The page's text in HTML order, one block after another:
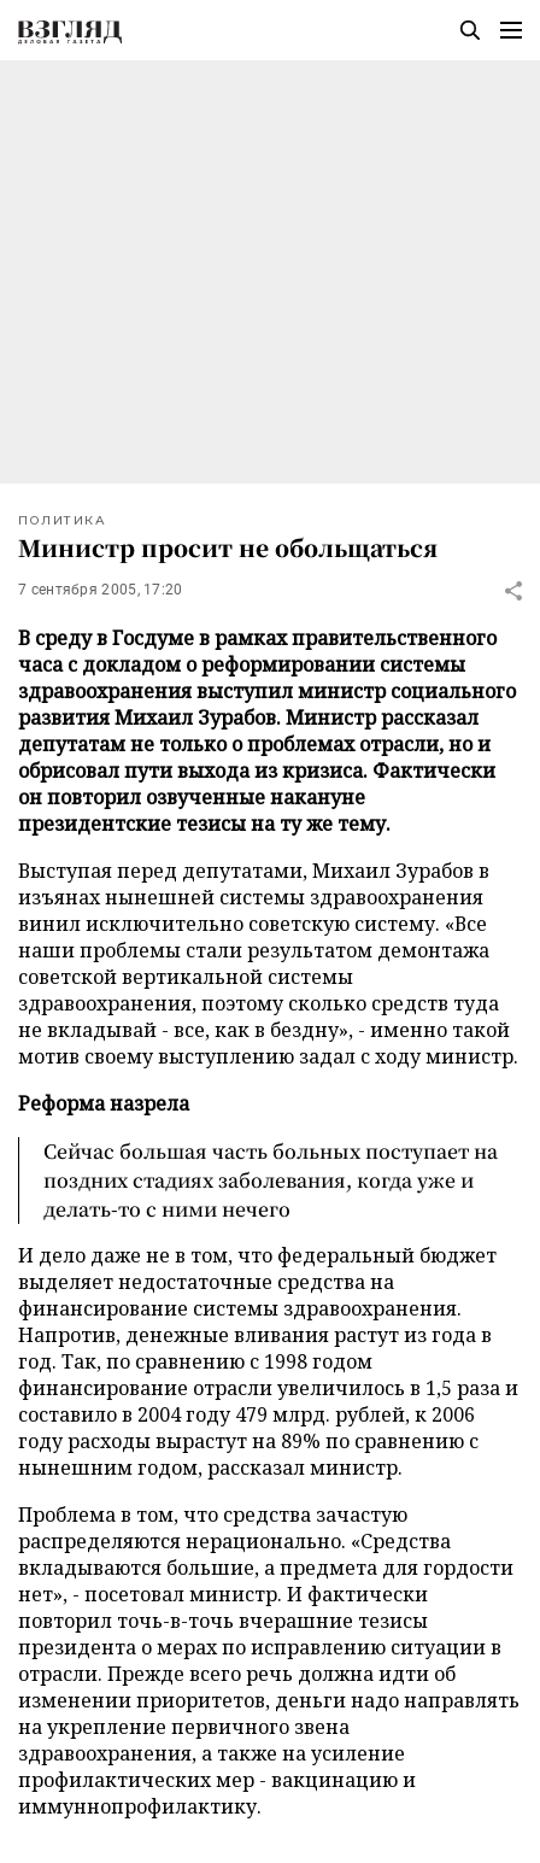
ПОЛИТИКА
Министр просит не обольщаться
7 сентября 2005, 17:20
В среду в Госдуме в рамках правительственного
часа с докладом о реформировании системы
здравоохранения выступил министр социального
развития Михаил Зурабов. Министр рассказал
депутатам не только о проблемах отрасли, но и
обрисовал пути выхода из кризиса. Фактически
он повторил озвученные накануне
президентские тезисы на ту же тему.
Выступая перед депутатами, Михаил Зурабов в
изъянах нынешней системы здравоохранения
винил исключительно советскую систему. «Все
наши проблемы стали результатом демонтажа
советской вертикальной системы
здравоохранения, поэтому сколько средств туда
не вкладывай - все, как в бездну», - именно такой
мотив своему выступлению задал с ходу министр.
Реформа назрела
Сейчас большая часть больных поступает на
поздних стадиях заболевания, когда уже и
делать-то с ними нечего
И дело даже не в том, что федеральный бюджет
выделяет недостаточные средства на
финансирование системы здравоохранения.
Напротив, денежные вливания растут из года в
год. Так, по сравнению с 1998 годом
финансирование отрасли увеличилось в 1,5 раза и
составило в 2004 году 479 млрд. рублей, к 2006
году расходы вырастут на 89% по сравнению с
нынешним годом, рассказал министр.
Проблема в том, что средства зачастую
распределяются нерационально. «Средства
вкладываются большие, а предмета для гордости
нет», - посетовал министр. И фактически
повторил точь-в-точь вчерашние тезисы
президента о мерах по исправлению ситуации в
отрасли. Прежде всего речь должна идти об
изменении приоритетов, деньги надо направлять
на укрепление первичного звена
здравоохранения, а также на усиление
профилактических мер - вакцинацию и
иммуннопрофилактику.